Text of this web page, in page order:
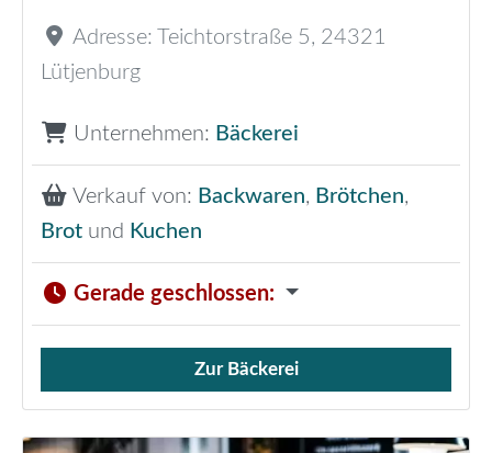
Adresse: Teichtorstraße 5, 24321
Lütjenburg
Unternehmen: Bäckerei
Verkauf von: Backwaren, Brötchen,
Brot und Kuchen
Gerade geschlossen:
Verkauf von Brötchen,
Zur Bäckerei